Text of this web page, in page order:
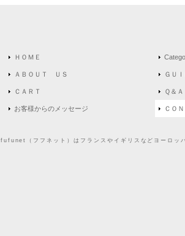
ＨＯＭＥ
ＡＢＯＵＴ ＵＳ
ＣＡＲＴ
お客様からのメッセージ
ＧＵＩ
Ｑ＆Ａ
ＣＯ
fufunet（フフネット）はフランスやイギリスなどヨーロッ